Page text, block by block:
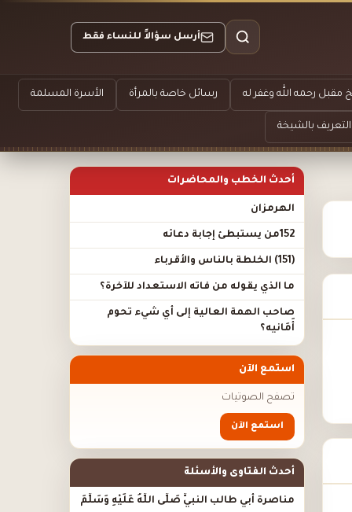
أرسل سؤالاً للنساء فقط
مقبل رحمه الله وغفر له رسائل خاصة بالمرأة الأسرة المسلمة
التعريف بالشيخة
أحدث الخطب والمحاضرات
الهرمزان
152من يستبطئ إجابة دعائه
(151) الخلطة بالناس والأقرباء
ما الذي يقوله من فاته الاستعداد للآخرة؟
صاحب الهمة العالية إلى أي شيء تحوم
أَمَانيه؟
استمع الآن
تصفح الصوتيات
استمع الآن
أحدث الفتاوى والأسئلة
مناصرة أبي طالب النبيَّ صَلَّى اللَّهُ عَلَيْهِ وَسَلَّمَ